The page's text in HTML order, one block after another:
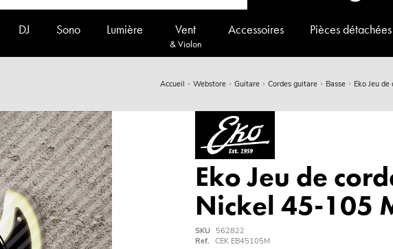
DJ Sono Lumière Vent
& Violon
Accessoires Pièces détachées
Accueil Webstore Guitare Cordes guitare Basse Eko Jeu
Eko Jeu de
Nickel 45-105
SKU 562822
Ref. CEK EB45105M